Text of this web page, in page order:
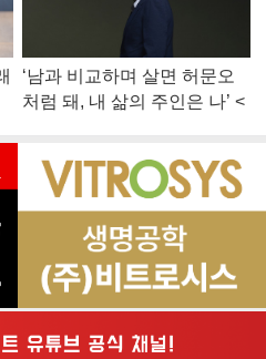
‘남과 비교하며 살면 허문오
처럼 돼, 내 삶의 주인은 나’ <